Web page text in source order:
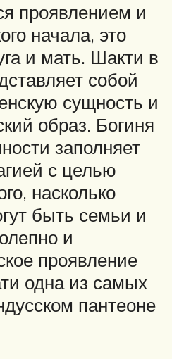
проявлением и
начала, это
и мать. Шакти в
собой
сущность и
образ. Богиня
заполняет
с целью
насколько
быть семьи и
и
проявление
одна из самых
пантеоне